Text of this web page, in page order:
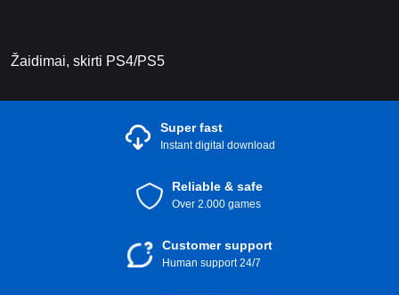
Žaidimai, skirti PS4/PS5
Super fast
Instant digital download
Reliable & safe
Over 2.000 games
Customer support
Human support 24/7